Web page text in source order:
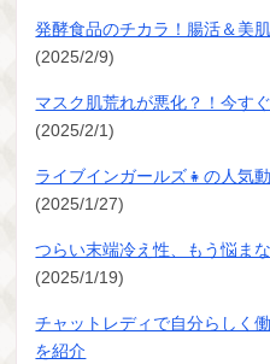
発酵食品のチカラ！腸活＆美
(2025/2/9)
マスク肌荒れが悪化？！今す
(2025/2/1)
ライブインガールズ👧の人気
(2025/1/27)
つらい末端冷え性、もう悩ま
(2025/1/19)
チャットレディで自分らしく
を紹介